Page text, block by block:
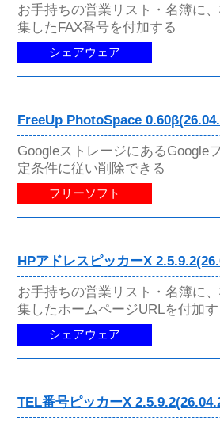
お手持ちの営業リスト・名簿に
集したFAX番号を付加する
シェアウェア
FreeUp PhotoSpace
GoogleストレージにあるGoogle
定条件に従い削除できる
フリーソフト
HPアドレスピッカーX
お手持ちの営業リスト・名簿に
集したホームページURLを付加す
シェアウェア
TEL番号ピッカーX